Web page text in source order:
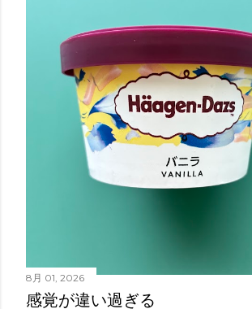
8月 01, 2026
感覚が違い過ぎる